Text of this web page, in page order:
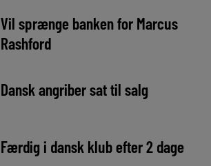
Vil sprænge banken for Marcus
Rashford
Dansk angriber sat til salg
Færdig i dansk klub efter 2 dage